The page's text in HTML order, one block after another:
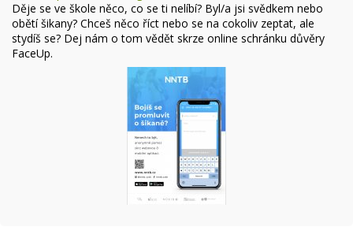
Děje se ve škole něco, co se ti nelíbí? Byl/a jsi svědkem nebo
obětí šikany? Chceš něco říct nebo se na cokoliv zeptat, ale
stydíš se? Dej nám o tom vědět skrze online schránku důvěry
FaceUp.